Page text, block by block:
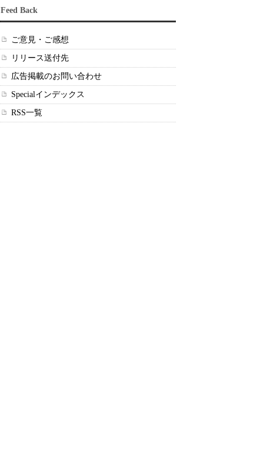
Feed Back
ご意見・ご感想
リリース送付先
広告掲載のお問い合わせ
Specialインデックス
RSS一覧